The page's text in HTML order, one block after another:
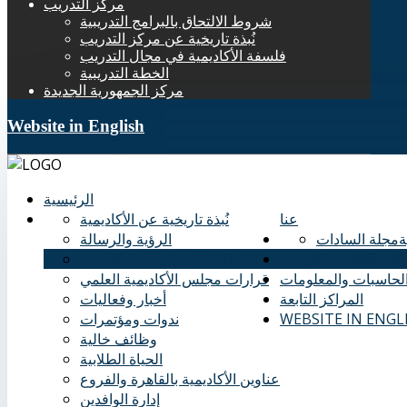
مركز التدريب
شروط الالتحاق بالبرامج التدريبية
نُبذة تاريخية عن مركز التدريب
فلسفة الأكاديمية في مجال التدريب
الخطة التدريبية
مركز الجمهورية الجديدة
Website in English
الرئيسية
عنا
نُبذة تاريخية عن الأكاديمية
الرؤية والرسالة
قرارات مجلس الأكاديمية العلمي
أخبار وفعاليات
ندوات ومؤتمرات
وظائف خالية
الحياة الطلابية
عناوين الأكاديمية بالقاهرة والفروع
إدارة الوافدين
مجلة السادات
والمعلومات
المراكز التابعة
WEBSITE IN